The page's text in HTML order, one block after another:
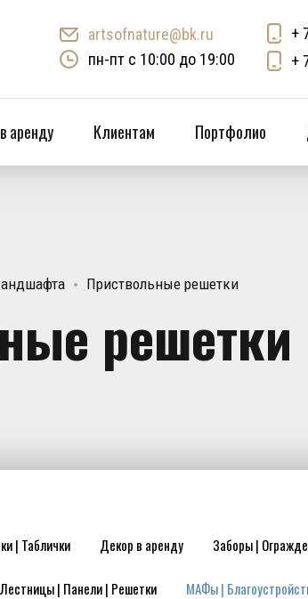
artsofnature@bk.ru
пн-пт с 10:00 до 19:00
+
+
аренду Клиентам Портфолио
Приствольные решетки
решетки
| Таблички Декор в аренду Заборы |
Лестницы | Панели | Решетки МАФы |